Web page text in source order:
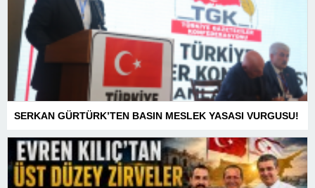
SERKAN GÜRTÜRK’TEN BASIN MESLEK YASASI VURGUSU!